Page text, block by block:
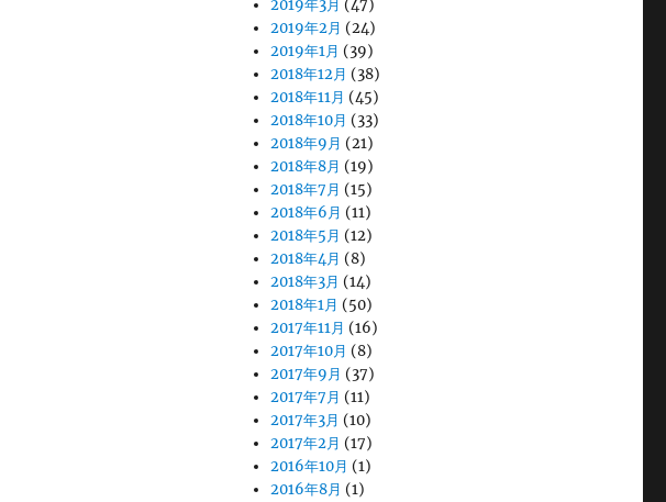
2019年3月 (47)
2019年2月 (24)
2019年1月 (39)
2018年12月 (38)
2018年11月 (45)
2018年10月 (33)
2018年9月 (21)
2018年8月 (19)
2018年7月 (15)
2018年6月 (11)
2018年5月 (12)
2018年4月 (8)
2018年3月 (14)
2018年1月 (50)
2017年11月 (16)
2017年10月 (8)
2017年9月 (37)
2017年7月 (11)
2017年3月 (10)
2017年2月 (17)
2016年10月 (1)
2016年8月 (1)